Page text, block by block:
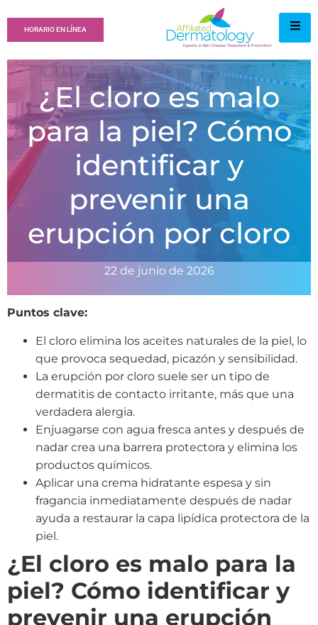
HORARIO EN LÍNEA
¿El cloro es malo
para la piel? Cómo
identificar y
prevenir una
erupción por cloro
22 de junio de 2026
Puntos clave:
El cloro elimina los aceites naturales de la piel, lo
que provoca sequedad, picazón y sensibilidad.
La erupción por cloro suele ser un tipo de
dermatitis de contacto irritante, más que una
verdadera alergia.
Enjuagarse con agua fresca antes y después de
nadar crea una barrera protectora y elimina los
productos químicos.
Aplicar una crema hidratante espesa y sin
fragancia inmediatamente después de nadar
ayuda a restaurar la capa lipídica protectora de la
piel.
¿El cloro es malo para la
piel? Cómo identificar y
prevenir una erupción